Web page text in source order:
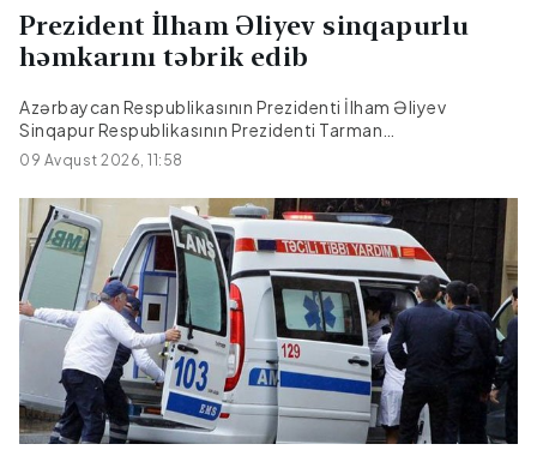
Prezident İlham Əliyev sinqapurlu
həmkarını təbrik edib
Azərbaycan Respublikasının Prezidenti İlham Əliyev
Sinqapur Respublikasının Prezidenti Tarman
Şanmuqaratnamı milli bayram münasibətilə təbrik
edib.CityPost.az xəbər verir ki, təbrikdə deyilir:"Hörmətli
cənab Prezident,Sinqapur Respublikasının milli bayramı
münasibətilə Sizə və Sizin simanızda bütün xalqınıza öz
adımdan və Azərbaycan xalqı adından səmimi təbriklərimi
çatdırıram.Bu əlamətdar gündə Sizə möhkəm cansağlığı,
işlərinizdə uğurlar, xalqınıza daim əmin-amanlıq və rifah
arzulayıram".
09 Avqust 2026, 11:58